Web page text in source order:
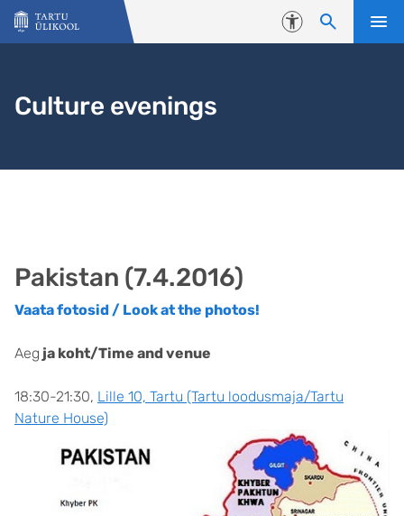
Liigu edasi põhisisu juurde
Juurdepääsetavus
Culture evenings
Pakistan (7.4.2016)
Vaata fotosid / Look at the photos!
Aeg ja koht/Time and venue
18:30-21:30, Lille 10, Tartu (Tartu loodusmaja/Tartu
Nature House)